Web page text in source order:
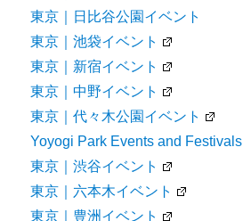
東京｜日比谷公園イベント
東京｜池袋イベント
東京｜新宿イベント
東京｜中野イベント
東京｜代々木公園イベント
Yoyogi Park Events and Festivals
東京｜渋谷イベント
東京｜六本木イベント
東京｜豊洲イベント